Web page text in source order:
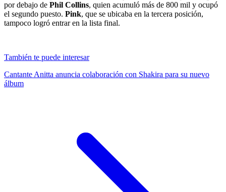
por debajo de Phil Collins, quien acumuló más de 800 mil y ocupó
el segundo puesto. Pink, que se ubicaba en la tercera posición,
tampoco logró entrar en la lista final.
También te puede interesar
Cantante Anitta anuncia colaboración con Shakira para su nuevo
álbum